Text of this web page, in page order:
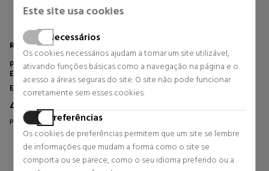
Este site usa cookies
Necessários
Os cookies necessários ajudam a tornar um site utilizável,
ativando funções básicas como a navegação na página e o
acesso a áreas seguras do site. O site não pode funcionar
corretamente sem esses cookies.
Preferências
Os cookies de preferências permitem que um site se lembre
de informações que mudam a forma como o site se
comporta ou se parece, como o seu idioma preferido ou a
RALPH LAUREN
POLO BLUE
EAU DE TOILETTE
Eau de Toilette
45,55 €
Preço habitual 85,00 €
12 revisões
212 MEN NYC
EAU DE TOILETTE
Eau de Toilette
42,85 €
67 revisões